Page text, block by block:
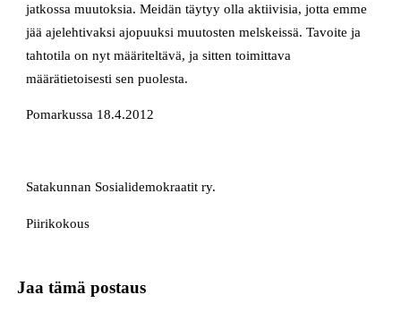
jatkossa muutoksia. Meidän täytyy olla aktiivisia, jotta emme
jää ajelehtivaksi ajopuuksi muutosten melskeissä. Tavoite ja
tahtotila on nyt määriteltävä, ja sitten toimittava
määrätietoisesti sen puolesta.
Pomarkussa 18.4.2012
Satakunnan Sosialidemokraatit ry.
Piirikokous
Jaa tämä postaus